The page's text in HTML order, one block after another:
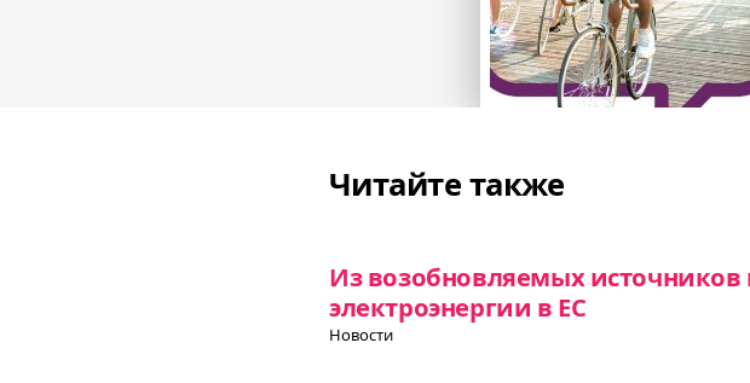
Читайте также
Из возобновляемых
электроэнергии в ЕС
Новости